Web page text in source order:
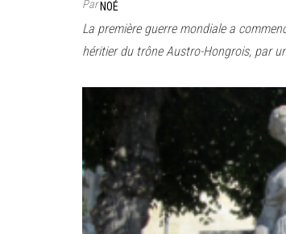
ParNOÉ
La première guerre mondiale a
héritier du trône Austro-Hongrois, par